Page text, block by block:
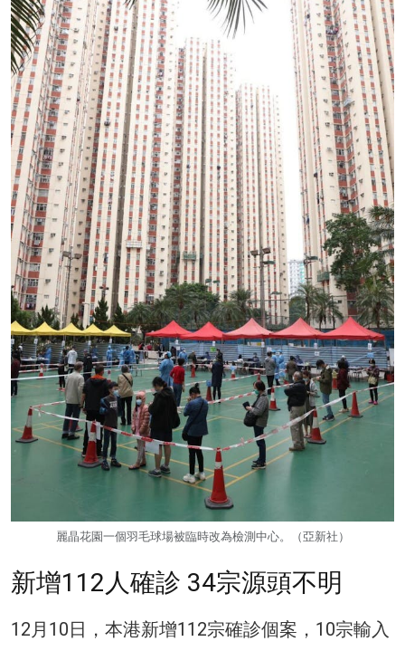
麗晶花園一個羽毛球場被臨時改為檢測中心。（亞新社）
新增112人確診 34宗源頭不明
12月10日，本港新增112宗確診個案，10宗輸入